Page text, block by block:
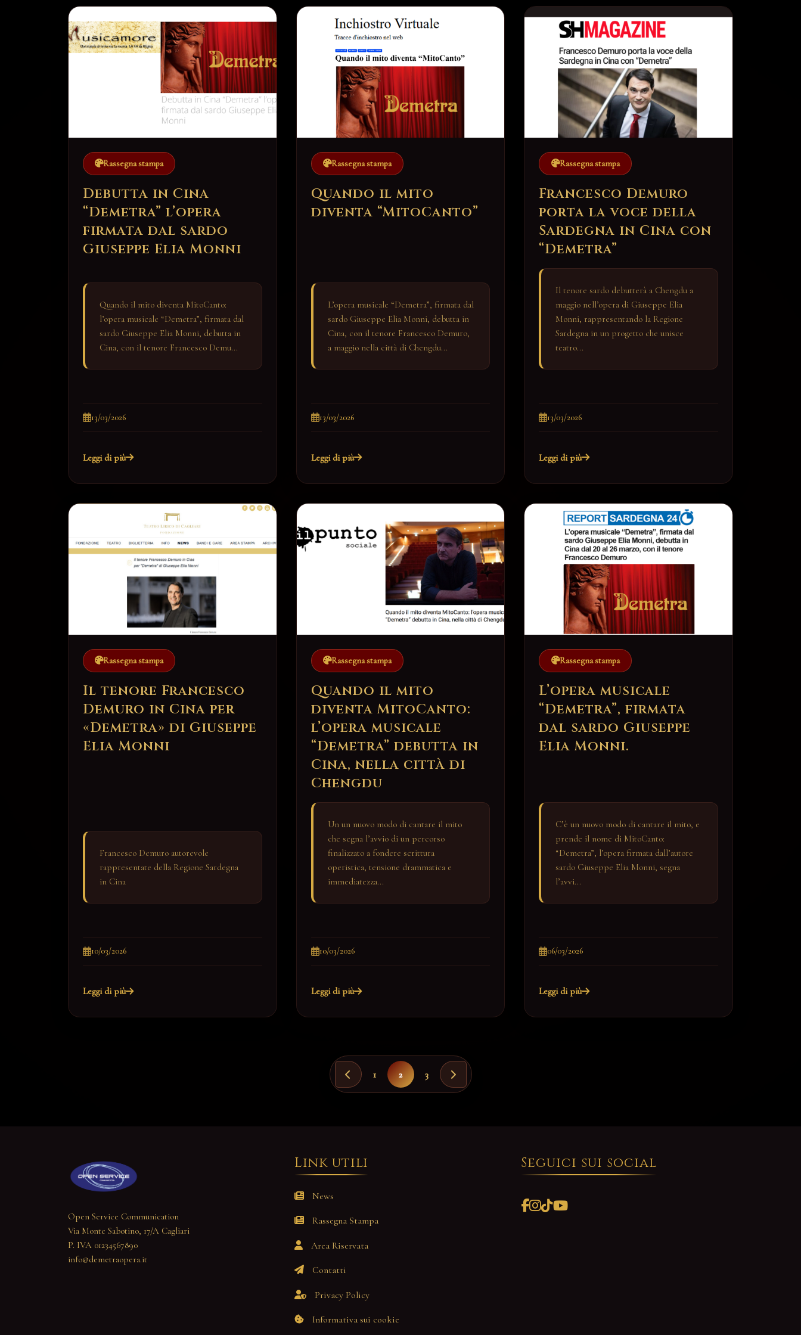
Rassegna stampa
Debutta in Cina
“Demetra” l’opera
firmata dal sardo
Giuseppe Elia Monni
Quando il mito diventa MitoCanto:
l’opera musicale “Demetra”, firmata dal
sardo Giuseppe Elia Monni, debutta in
Cina, con il tenore Francesco Demu...
13/03/2026
Leggi di più
Rassegna stampa
Quando il mito
diventa “MitoCanto”
L’opera musicale “Demetra”, firmata dal
sardo Giuseppe Elia Monni, debutta in
Cina, con il tenore Francesco Demuro,
a maggio nella città di Chengdu...
13/03/2026
Leggi di più
Rassegna stampa
Francesco Demuro
porta la voce della
Sardegna in Cina con
“Demetra”
Il tenore sardo debutterà a Chengdu a
maggio nell’opera di Giuseppe Elia
Monni, rappresentando la Regione
Sardegna in un progetto che unisce
teatro...
13/03/2026
Leggi di più
Rassegna stampa
Il tenore Francesco
Demuro in Cina per
«Demetra» di Giuseppe
Elia Monni
Francesco Demuro autorevole
rappresentate della Regione Sardegna
in Cina
10/03/2026
Leggi di più
Rassegna stampa
Quando il mito
diventa MitoCanto:
l’opera musicale
“Demetra” debutta in
Cina, nella città di
Chengdu
Un un nuovo modo di cantare il mito
che segna l’avvio di un percorso
finalizzato a fondere scrittura
operistica, tensione drammatica e
immediatezza...
10/03/2026
Leggi di più
Rassegna stampa
L’opera musicale
“Demetra”, firmata
dal sardo Giuseppe
Elia Monni.
C’è un nuovo modo di cantare il mito, e
prende il nome di MitoCanto:
“Demetra”, l’opera firmata dall’autore
sardo Giuseppe Elia Monni, segna
l’avvi...
06/03/2026
Leggi di più
1 2 3
Open Service Communication
Via Monte Sabotino, 17/A Cagliari
P. IVA 01234567890
info@demetraopera.it
Link utili
News
Rassegna Stampa
Area Riservata
Contatti
Privacy Policy
Informativa sui cookie
Seguici sui social